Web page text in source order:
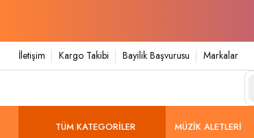
İletişim Kargo Takibi Bayilik Başvurusu Markalar
TÜM KATEGORILER MÜZIK ALETLERI